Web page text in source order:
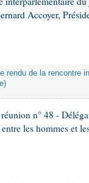
Accoyer,
rendu de la rencontre
n° 48 -
les hommes et